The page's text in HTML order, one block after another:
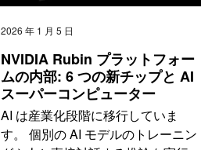
2026 年 1 月 5 日
NVIDIA Rubin プラットフォー
ムの内部: 6 つの新チップと AI
スーパーコンピューター
AI は産業化段階に移行していま
す。 個別の AI モデルのトレーニン